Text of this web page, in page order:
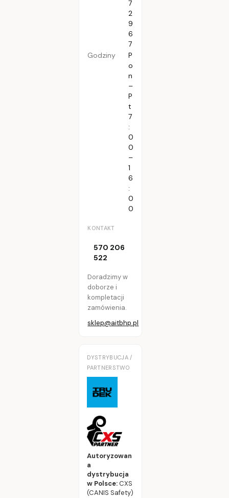
7
2
9
6
7
Godziny
P
o
n
–
P
t
7
:
0
0
–
1
6
:
0
0
KONTAKT
570 206
522
Doradzimy w
doborze i
kompletacji
zamówienia.
sklep@aitbhp.pl
DYSTRYBUCJA /
PARTNERSTWO
Autoryzowan
a
dystrybucja
w Polsce:CXS
(CANIS Safety)